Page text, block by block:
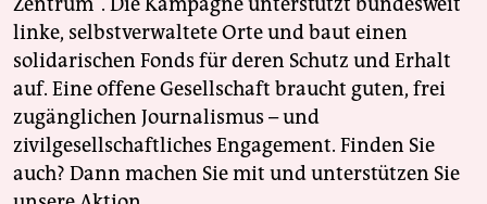
linke, selbstverwaltete Orte und baut einen
solidarischen Fonds für deren Schutz und Erhalt
auf. Eine offene Gesellschaft braucht guten, frei
zugänglichen Journalismus – und
zivilgesellschaftliches Engagement. Finden Sie
auch? Dann machen Sie mit und unterstützen Sie